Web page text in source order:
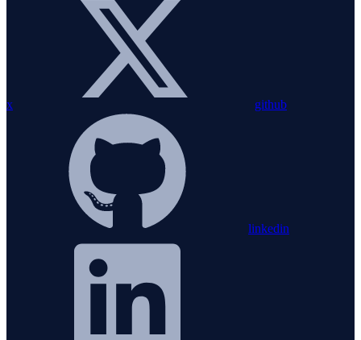
x github
linkedin